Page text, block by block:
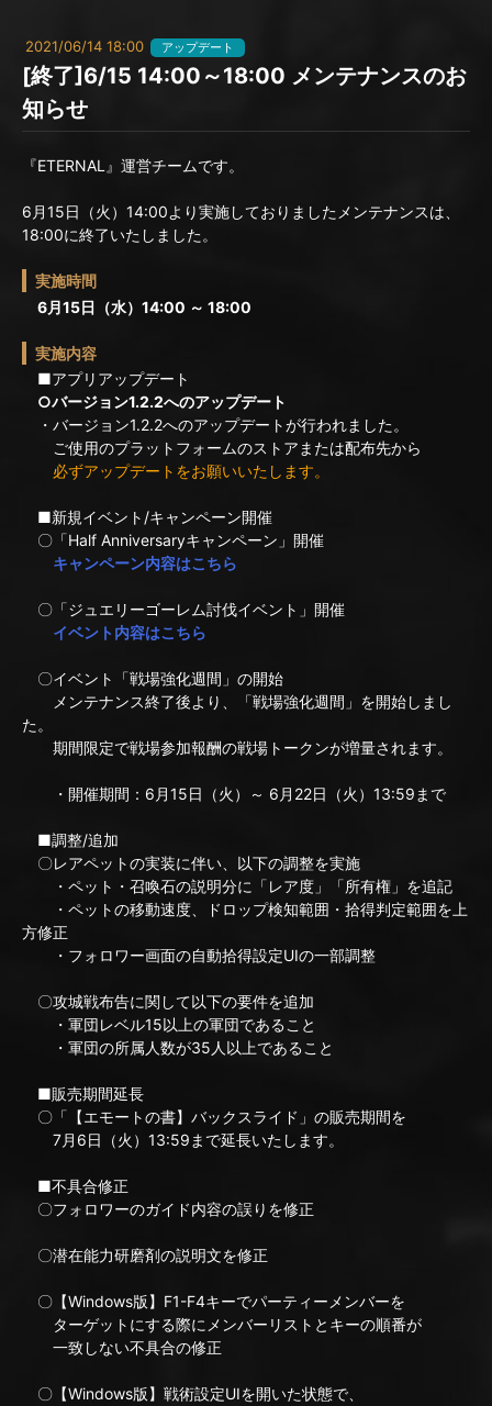
2021/06/14 18:00 アップデート
[終了]6/15 14:00～18:00 メンテナンスのお
知らせ
『ETERNAL』運営チームです。
6月15日（火）14:00より実施しておりましたメンテナンスは、
18:00に終了いたしました。
実施時間
6月15日（水）14:00 ～ 18:00
実施内容
■アプリアップデート
○バージョン1.2.2へのアップデート
・バージョン1.2.2へのアップデートが行われました。
ご使用のプラットフォームのストアまたは配布先から
必ずアップデートをお願いいたします。
■新規イベント/キャンペーン開催
〇「Half Anniversaryキャンペーン」開催
キャンペーン内容はこちら
〇「ジュエリーゴーレム討伐イベント」開催
イベント内容はこちら
〇イベント「戦場強化週間」の開始
メンテナンス終了後より、「戦場強化週間」を開始しまし
た。
期間限定で戦場参加報酬の戦場トークンが増量されます。
・開催期間：6月15日（火）～ 6月22日（火）13:59まで
■調整/追加
〇レアペットの実装に伴い、以下の調整を実施
・ペット・召喚石の説明分に「レア度」「所有権」を追記
・ペットの移動速度、ドロップ検知範囲・拾得判定範囲を上
方修正
・フォロワー画面の自動拾得設定UIの一部調整
〇攻城戦布告に関して以下の要件を追加
・軍団レベル15以上の軍団であること
・軍団の所属人数が35人以上であること
■販売期間延長
〇「【エモートの書】バックスライド」の販売期間を
7月6日（火）13:59まで延長いたします。
■不具合修正
〇フォロワーのガイド内容の誤りを修正
〇潜在能力研磨剤の説明文を修正
〇【Windows版】F1-F4キーでパーティーメンバーを
ターゲットにする際にメンバーリストとキーの順番が
一致しない不具合の修正
〇【Windows版】戦術設定UIを開いた状態で、